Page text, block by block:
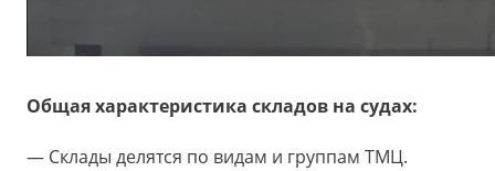
Общая характеристика складов на судах:
Склады делятся по видам и группам ТМЦ.